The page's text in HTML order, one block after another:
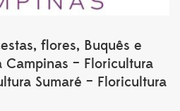
flores, Buquês e
– Floricultura
Sumaré – Floricultura